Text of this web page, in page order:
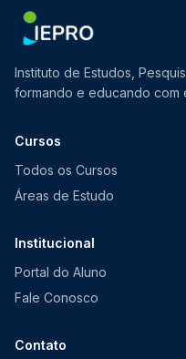
Instituto de Estudos,
formando e educando com
Cursos
Todos os Cursos
Áreas de Estudo
Institucional
Portal do Aluno
Fale Conosco
Contato